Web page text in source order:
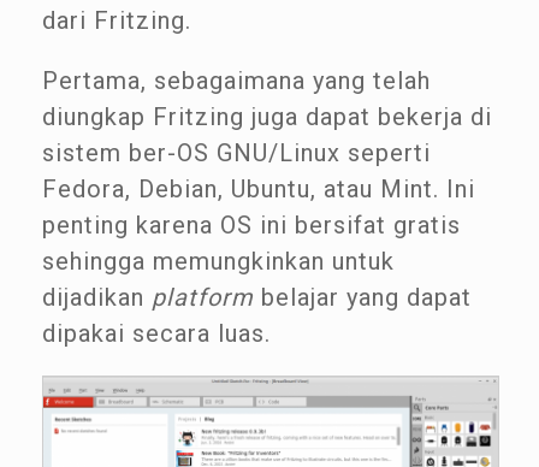
dari Fritzing.
Pertama, sebagaimana yang telah
diungkap Fritzing juga dapat bekerja di
sistem ber-OS GNU/Linux seperti
Fedora, Debian, Ubuntu, atau Mint. Ini
penting karena OS ini bersifat gratis
sehingga memungkinkan untuk
dijadikan platform belajar yang dapat
dipakai secara luas.